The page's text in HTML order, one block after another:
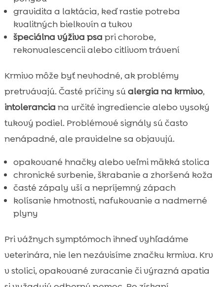
gravidita a laktácia, keď rastie potreba
kvalitných bielkovín a tukov
špeciálna výživa psa pri chorobe,
rekonvalescencii alebo citlivom trávení
Krmivo môže byť nevhodné, ak problémy
pretrvávajú. Časté príčiny súalergia na krmivo,
intolerancia na určité ingrediencie alebo vysoký
tukový podiel. Problémové signály sú často
nenápadné, ale pravidelne sa objavujú.
opakované hnačky alebo veľmi mäkká stolica
chronické svrbenie, škrabanie a zhoršená koža
časté zápaly uší a nepríjemný zápach
kolísanie hmotnosti, nafukovanie a nadmerné
plyny
Pri vážnych symptómoch ihneď vyhľadáme
veterinára, nie len nezávisíme značku krmiva. Krv
v stolici, opakované zvracanie či výrazná apatia